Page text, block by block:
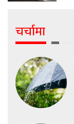
चर्चामा